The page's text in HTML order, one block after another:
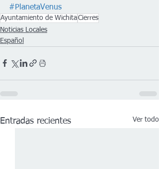
#PlanetaVenus
Ayuntamiento de WichitaCierres
Noticias Locales
Español
Entradas recientes Ver todo